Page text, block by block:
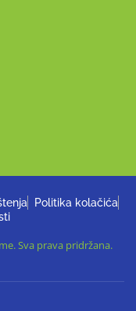
Politika kolačića
Sva prava pridržana.